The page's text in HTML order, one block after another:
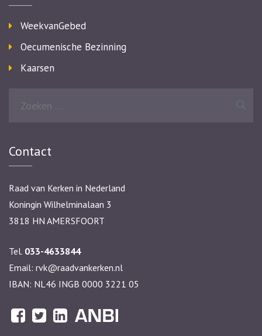
WeekvanGebed
Oecumenische Bezinning
Kaarsen
Contact
Raad van Kerken in Nederland
Koningin Wilhelminalaan 3
3818 HN AMERSFOORT
Tel. 033-4633844
Email: rvk@raadvankerken.nl
IBAN: NL46 INGB 0000 3221 05